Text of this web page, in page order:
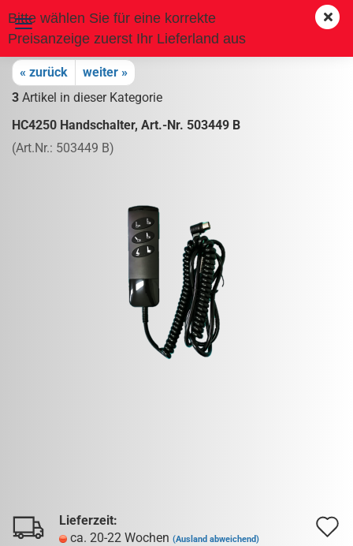
Bitte wählen Sie für eine korrekte
Preisanzeige zuerst Ihr Lieferland aus
« zurück
weiter »
3 Artikel in dieser Kategorie
HC4250 Hand­schal­ter, Art.-Nr. 503449 B
(Art.Nr.: 503449 B)
Lieferzeit:
ca. 20-22 Wochen (Ausland abweichend)